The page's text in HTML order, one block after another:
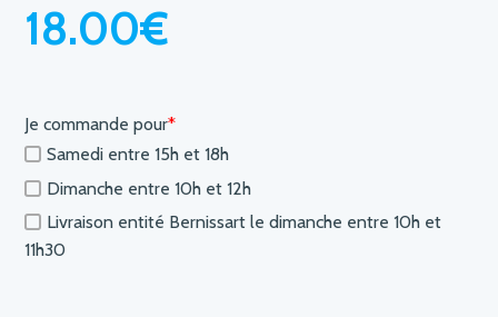
18.00€
Je commande pour*
Samedi entre 15h et 18h
Dimanche entre 10h et 12h
Livraison entité Bernissart le dimanche entre 10h et
11h30